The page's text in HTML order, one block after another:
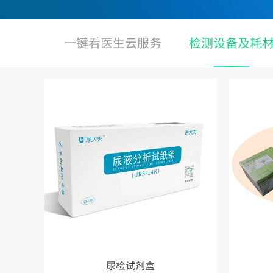
一键看医生云服务 检测设备及耗
尿检试剂盒